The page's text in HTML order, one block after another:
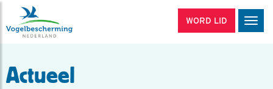
WORD LID
Actueel